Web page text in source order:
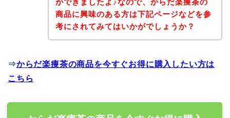
ができましたよ♪なので、からだ楽痩茶の
商品に興味のある方は下記ページなどを参
考にされてみてはいかがでしょうか？
⇒からだ楽痩茶の商品を今すぐお得に購入したい方は
こちら